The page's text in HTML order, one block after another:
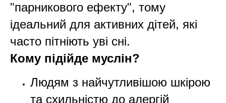
"парникового ефекту", тому
ідеальний для активних дітей, які
часто пітніють уві сні.
Кому підійде муслін?
Людям з найчутливішою шкірою
та схильністю до алергій